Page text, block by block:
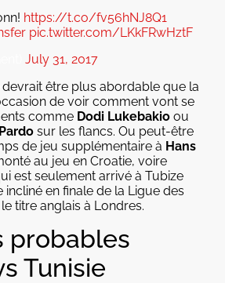
https://t.co/fv56hNJ8Q1
pic.twitter.com/LKkFRwHztF
July 31, 2017
être plus abordable que la
de voir comment vont se
comme Dodi Lukebakio ou
sur les flancs. Ou peut-être
de jeu supplémentaire à Hans
au jeu en Croatie, voire
est seulement arrivé à Tubize
incliné en finale de la Ligue des
titre anglais à Londres.
probables
Tunisie